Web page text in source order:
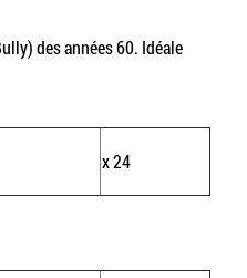
des années 60. Idéale
x 24